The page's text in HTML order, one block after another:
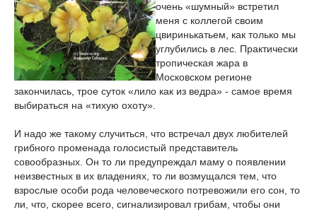
очень «шумный» встретил
меня с коллегой своим
цвиринькатьем, как только мы
углубились в лес. Практически
тропическая жара в
Московском регионе
закончилась, трое суток «лило как из ведра» - самое время
выбираться на «тихую охоту».
И надо же такому случиться, что встречал двух любителей
грибного променада голосистый представитель
совообразных. Он то ли предупреждал маму о появлении
неизвестных в их владениях, то ли возмущался тем, что
взрослые особи рода человеческого потревожили его сон, то
ли, что, скорее всего, сигнализировал грибам, чтобы они